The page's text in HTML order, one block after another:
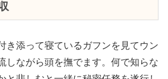
き添って寝ているガフンを見てウン
しながら頭を撫でます。何で知らな